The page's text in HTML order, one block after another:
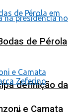
definição da
de Pérola
e Camata